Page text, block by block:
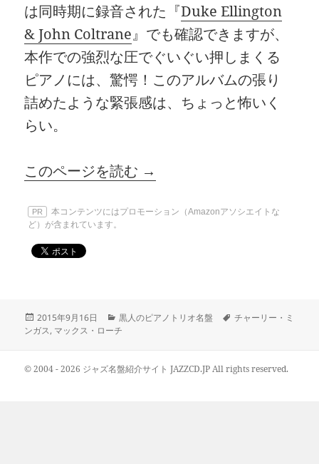
は同時期に録音された『Duke Ellington
& John Coltrane』でも確認できますが、
本作での強烈な圧でぐいぐい押しまくる
ピアノには、驚愕！このアルバムの張り
詰めたような緊張感は、ちょっと怖いく
らい。
このページを読む →
PR
本コンテンツにはプロモーション（Amazonアソシエイトな
ど）が含まれています。
投
稿
2015年9月16日
カ
テ
ー
黒人のピアノトリオ名盤
タ
チャーリー・ミ
ンガス, マックス・ローチ
© 2004 - 2026 ジャズ名盤紹介サイト JAZZCD.JP All rights reserved.